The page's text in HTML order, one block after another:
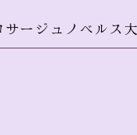
サージュノベルス